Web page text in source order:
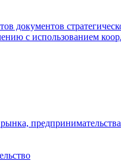
документов
с использованием